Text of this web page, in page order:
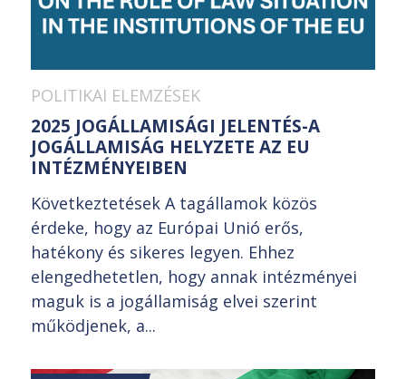
POLITIKAI ELEMZÉSEK
2025 JOGÁLLAMISÁGI JELENTÉS-A
JOGÁLLAMISÁG HELYZETE AZ EU
INTÉZMÉNYEIBEN
Következtetések A tagállamok közös
érdeke, hogy az Európai Unió erős,
hatékony és sikeres legyen. Ehhez
elengedhetetlen, hogy annak intézményei
maguk is a jogállamiság elvei szerint
működjenek, a...